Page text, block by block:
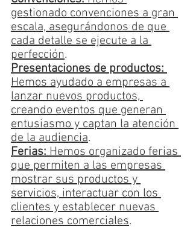
gestionado convenciones a gran
escala, asegurándonos de que
cada detalle se ejecute a la
perfección.
Presentaciones de productos:
Hemos ayudado a empresas a
lanzar nuevos productos,
creando eventos que generan
entusiasmo y captan la atención
de la audiencia.
Ferias: Hemos organizado ferias
que permiten a las empresas
mostrar sus productos y
servicios, interactuar con los
clientes y establecer nuevas
relaciones comerciales.